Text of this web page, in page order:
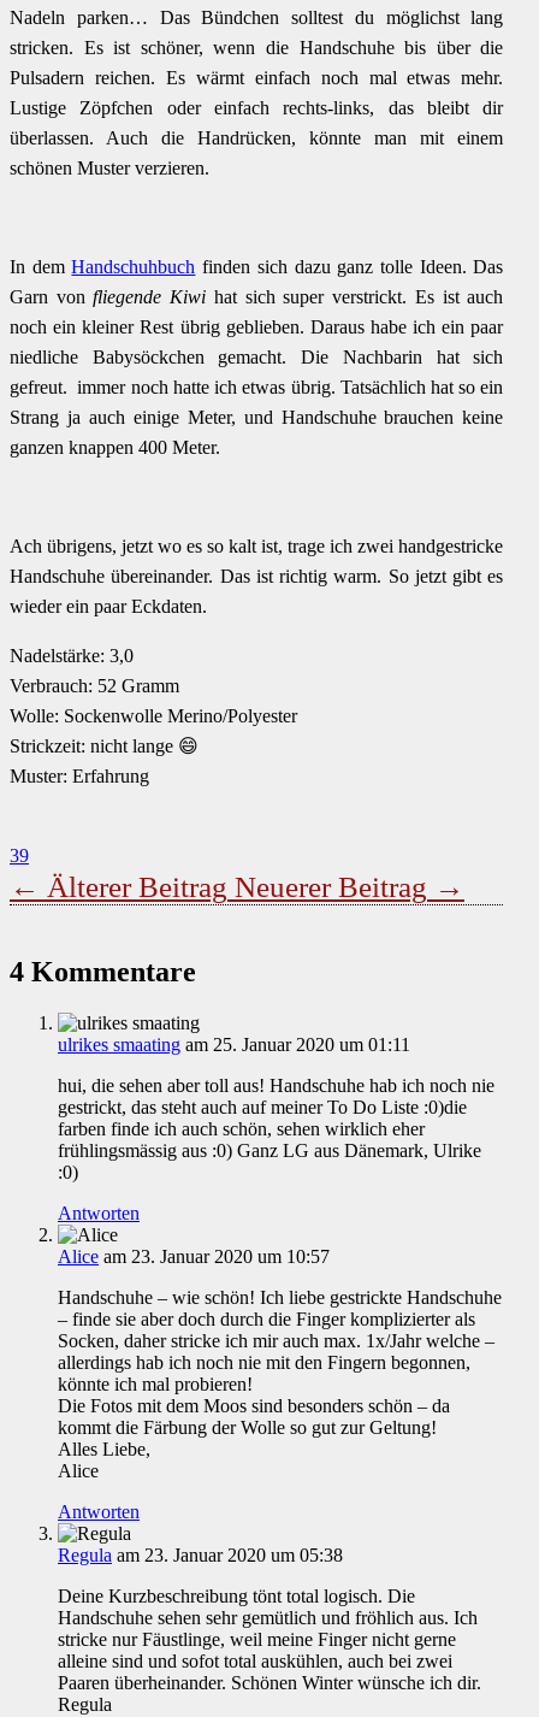
Nadeln parken… Das Bündchen solltest du möglichst lang
stricken. Es ist schöner, wenn die Handschuhe bis über die
Pulsadern reichen. Es wärmt einfach noch mal etwas mehr.
Lustige Zöpfchen oder einfach rechts-links, das bleibt dir
überlassen. Auch die Handrücken, könnte man mit einem
schönen Muster verzieren.
In demHandschuhbuch finden sich dazu ganz tolle Ideen. Das
Garn vonfliegende Kiwi hat sich super verstrickt. Es ist auch
noch ein kleiner Rest übrig geblieben. Daraus habe ich ein paar
niedliche Babysöckchen gemacht. Die Nachbarin hat sich
gefreut. immer noch hatte ich etwas übrig. Tatsächlich hat so ein
Strang ja auch einige Meter, und Handschuhe brauchen keine
ganzen knappen 400 Meter.
Ach übrigens, jetzt wo es so kalt ist, trage ich zwei handgestricke
Handschuhe übereinander. Das ist richtig warm. So jetzt gibt es
wieder ein paar Eckdaten.
Nadelstärke: 3,0
Verbrauch: 52 Gramm
Wolle: Sockenwolle Merino/Polyester
Strickzeit: nicht lange 😄
Muster: Erfahrung
39
← Älterer Beitrag Neuerer Beitrag →
4 Kommentare
ulrikes smaating am 25. Januar 2020 um 01:11
hui, die sehen aber toll aus! Handschuhe hab ich noch nie
gestrickt, das steht auch auf meiner To Do Liste :0)die
farben finde ich auch schön, sehen wirklich eher
frühlingsmässig aus :0) Ganz LG aus Dänemark, Ulrike
:0)
Antworten
Alice am 23. Januar 2020 um 10:57
Handschuhe – wie schön! Ich liebe gestrickte Handschuhe
– finde sie aber doch durch die Finger komplizierter als
Socken, daher stricke ich mir auch max. 1x/Jahr welche –
allerdings hab ich noch nie mit den Fingern begonnen,
könnte ich mal probieren!
Die Fotos mit dem Moos sind besonders schön – da
kommt die Färbung der Wolle so gut zur Geltung!
Alles Liebe,
Alice
Antworten
Regula am 23. Januar 2020 um 05:38
Deine Kurzbeschreibung tönt total logisch. Die
Handschuhe sehen sehr gemütlich und fröhlich aus. Ich
stricke nur Fäustlinge, weil meine Finger nicht gerne
alleine sind und sofot total auskühlen, auch bei zwei
Paaren überheinander. Schönen Winter wünsche ich dir.
Regula